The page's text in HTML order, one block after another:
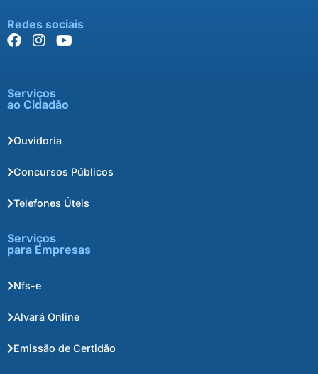
Redes sociais
Serviços
ao Cidadão
Ouvidoria
Concursos Públicos
Telefones Úteis
Serviços
para Empresas
Nfs-e
Alvará Online
Emissão de Certidão